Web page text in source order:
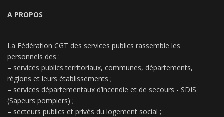
A PROPOS
La Fédération CGT des services publics rassemble les
personnels des :
– services publics territoriaux, communes, départements,
régions et leurs établissements ;
– services départementaux d’incendie et de secours - SDIS
(Sapeurs pompiers) ;
– secteurs publics et privés du logement social ;